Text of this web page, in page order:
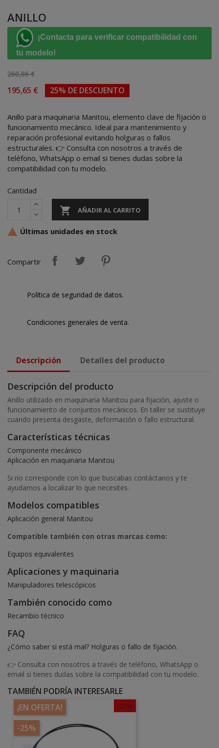
ANILLO
¡Contacta para verificar compatibilidad con
tu modelo!
260,86 €
195,65 € 25% DE DESCUENTO
Anillo para maquinaria Manitou, elemento clave de fijación o
funcionamiento mecánico. Ideal para mantenimiento y
reparación profesional evitando holguras o fallos
estructurales. 👉 Consulta con nosotros a través de
teléfono, WhatsApp o email si tienes dudas sobre la
compatibilidad con tu modelo.
Cantidad
 AÑADIR AL CARRITO
 Últimas unidades en stock
Compartir
Política de seguridad de datos.
Condiciones generales de venta.
Descripción Detalles del producto
Descripción del producto
Anillo utilizado en maquinaria Manitou para fijación, ajuste o
funcionamiento de conjuntos mecánicos. En taller se sustituye
cuando presenta desgaste, deformación o fallo estructural.
Características técnicas
Componente mecánico
Aplicación en maquinaria Manitou
Si no corresponde con lo que buscabas contáctanos y te
ayudamos a localizar lo que necesites.
Modelos compatibles
Aplicación general Manitou
Compatible también con otras marcas como:
Equipos equivalentes
Aplicaciones y maquinaria
Manipuladores telescópicos
También conocido como
Recambio técnico
FAQ
¿Cómo saber si está mal? Holguras o fallo de fijación.
👉 Consulta con nosotros a través de teléfono, WhatsApp o
email si tienes dudas sobre la compatibilidad con tu modelo.
TAMBIÉN PODRÍA INTERESARLE
-25%
¡EN OFERTA!
-25%